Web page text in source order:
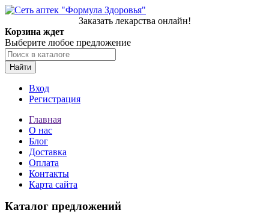
Заказать лекарства онлайн!
Корзина ждет
Выберите любое предложение
Найти
Вход
Регистрация
Главная
О нас
Блог
Доставка
Оплата
Контакты
Карта сайта
Каталог предложений